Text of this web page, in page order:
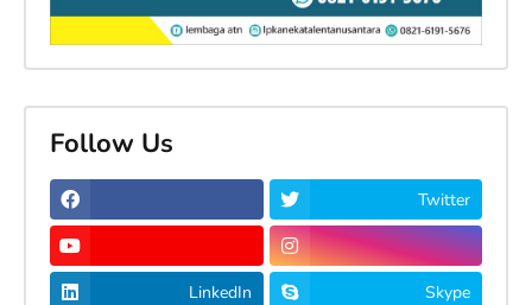
Follow Us
Twitter
LinkedIn Skype